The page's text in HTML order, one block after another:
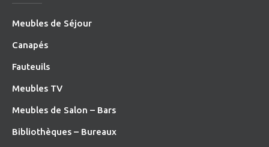
Meubles de Séjour
Canapés
Fauteuils
Meubles TV
Meubles de Salon – Bars
Bibliothèques – Bureaux